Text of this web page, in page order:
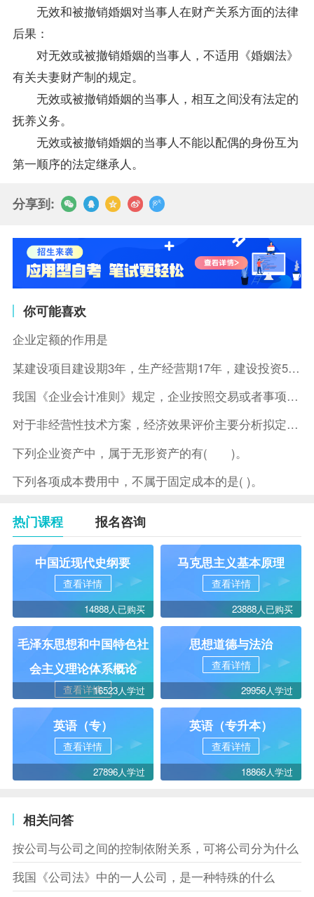
无效和被撤销婚姻对当事人在财产关系方面的法律
后果：
对无效或被撤销婚姻的当事人，不适用《婚姻法》
有关夫妻财产制的规定。
无效或被撤销婚姻的当事人，相互之间没有法定的
抚养义务。
无效或被撤销婚姻的当事人不能以配偶的身份互为
第一顺序的法定继承人。
分享到:
你可能喜欢
企业定额的作用是
某建设项目建设期3年，生产经营期17年，建设投资5500万元
我国《企业会计准则》规定，企业按照交易或者事项的经济特征确定
对于非经营性技术方案，经济效果评价主要分析拟定方案的( )。
下列企业资产中，属于无形资产的有( )。
下列各项成本费用中，不属于固定成本的是( )。
热门课程 报名咨询
中国近现代史纲要
查看详情
14888人已购买
马克思主义基本原理
查看详情
23888人已购买
毛泽东思想和中国特色社
会主义理论体系概论
查看详情16523人学过
思想道德与法治
查看详情
29956人学过
英语（专）
查看详情
27896人学过
英语（专升本）
查看详情
18866人学过
相关问答
按公司与公司之间的控制依附关系，可将公司分为什么
我国《公司法》中的一人公司，是一种特殊的什么